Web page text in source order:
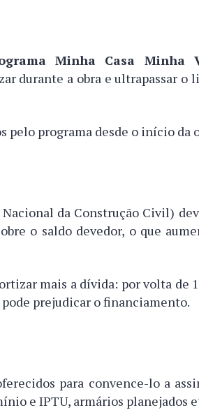
Minha Casa Minha
durante a obra e ultrapassar o
pelo programa desde o início da
da Construção Civil)
o saldo devedor, o que
mais a dívida: por volta de
prejudicar o financiamento.
para convence-lo a
e IPTU, armários planejados